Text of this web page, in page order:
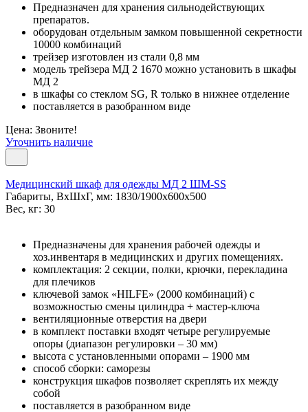
Предназначен для хранения сильнодействующих
препаратов.
оборудован отдельным замком повышенной секретности
10000 комбинаций
трейзер изготовлен из стали 0,8 мм
модель трейзера MД 2 1670 можно установить в шкафы
MД 2
в шкафы со стеклом SG, R только в нижнее отделение
поставляется в разобранном виде
Цена: Звоните!
Уточнить наличие
Медицинский шкаф для одежды МД 2 ШМ-SS
Габариты, ВxШxГ, мм: 1830/1900x600x500
Вес, кг: 30
Предназначены для хранения рабочей одежды и
хоз.инвентаря в медицинских и других помещениях.
комплектация: 2 секции, полки, крючки, перекладина
для плечиков
ключевой замок «HILFE» (2000 комбинаций) с
возможностью смены цилиндра + мастер-ключа
вентиляционные отверстия на двери
в комплект поставки входят четыре регулируемые
опоры (диапазон регулировки – 30 мм)
высота с установленными опорами – 1900 мм
способ сборки: саморезы
конструкция шкафов позволяет скреплять их между
собой
поставляется в разобранном виде